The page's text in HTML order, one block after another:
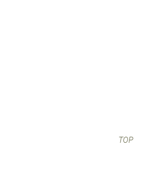
TOP